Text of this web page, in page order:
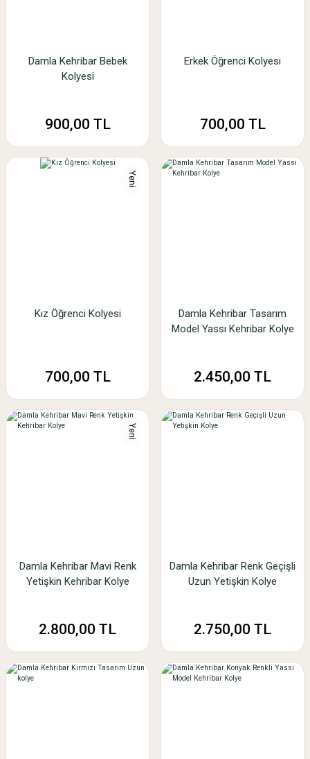
Damla Kehribar Bebek
Kolyesi
900,00 TL
Erkek Öğrenci Kolyesi
700,00 TL
Yeni
Kız Öğrenci Kolyesi
700,00 TL
Damla Kehribar Tasarım
Model Yassı Kehribar Kolye
2.450,00 TL
Yeni
Damla Kehribar Mavi Renk
Yetişkin Kehribar Kolye
2.800,00 TL
Damla Kehribar Renk Geçişli
Uzun Yetişkin Kolye
2.750,00 TL